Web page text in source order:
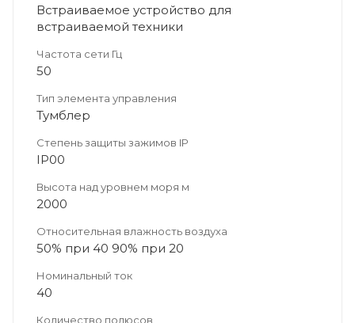
Встраиваемое устройство для
встраиваемой техники
Частота сети Гц
50
Тип элемента управления
Тумблер
Степень защиты зажимов IP
IP00
Высота над уровнем моря м
2000
Относительная влажность воздуха
50% при 40 90% при 20
Номинальный ток
40
Количество полюсов